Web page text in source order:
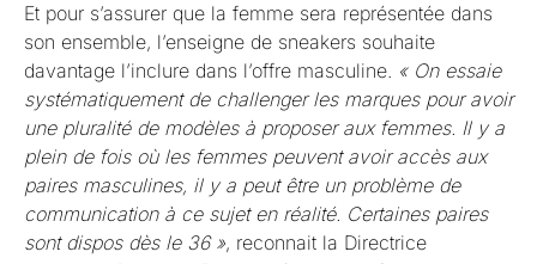
Et pour s’assurer que la femme sera représentée dans
son ensemble, l’enseigne de sneakers souhaite
davantage l’inclure dans l’offre masculine. « On essaie
systématiquement de challenger les marques pour avoir
une pluralité de modèles à proposer aux femmes. Il y a
plein de fois où les femmes peuvent avoir accès aux
paires masculines, il y a peut être un problème de
communication à ce sujet en réalité. Certaines paires
sont dispos dès le 36 », reconnait la Directrice